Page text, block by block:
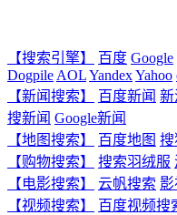
【搜索引擎】 百度 Google
Dogpile AOLYandexYahoo
【新闻搜索】
百度新闻 新
搜新闻 Google新闻
【地图搜索】
百度地图 搜
【购物搜索】
搜索羽绒服
【电影搜索】
云帆搜索
【视频搜索】
百度视频搜